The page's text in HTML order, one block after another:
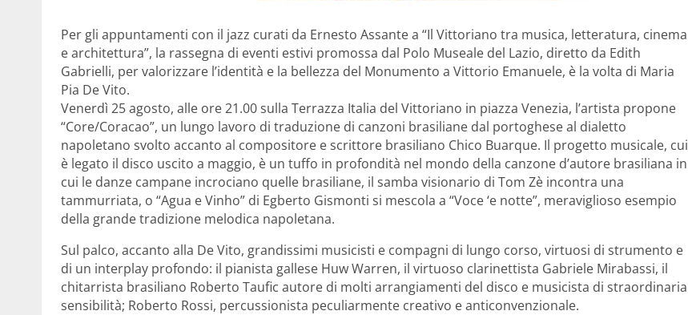
Per gli appuntamenti con il jazz curati da Ernesto Assante a “Il Vittoriano tra musica, letteratura, cinema
e architettura”, la rassegna di eventi estivi promossa dal Polo Museale del Lazio, diretto da Edith
Gabrielli, per valorizzare l’identità e la bellezza del Monumento a Vittorio Emanuele, è la volta di Maria
Pia De Vito.
Venerdì 25 agosto, alle ore 21.00 sulla Terrazza Italia del Vittoriano in piazza Venezia, l’artista propone
“Core/Coracao”, un lungo lavoro di traduzione di canzoni brasiliane dal portoghese al dialetto
napoletano svolto accanto al compositore e scrittore brasiliano Chico Buarque. Il progetto musicale, cui
è legato il disco uscito a maggio, è un tuffo in profondità nel mondo della canzone d’autore brasiliana in
cui le danze campane incrociano quelle brasiliane, il samba visionario di Tom Zè incontra una
tammurriata, o “Agua e Vinho” di Egberto Gismonti si mescola a “Voce ‘e notte”, meraviglioso esempio
della grande tradizione melodica napoletana.
Sul palco, accanto alla De Vito, grandissimi musicisti e compagni di lungo corso, virtuosi di strumento e
di un interplay profondo: il pianista gallese Huw Warren, il virtuoso clarinettista Gabriele Mirabassi, il
chitarrista brasiliano Roberto Taufic autore di molti arrangiamenti del disco e musicista di straordinaria
sensibilità; Roberto Rossi, percussionista peculiarmente creativo e anticonvenzionale.